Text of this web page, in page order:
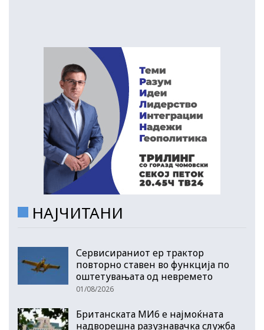
НАЈЧИТАНИ
Сервисираниот ер трактор
повторно ставен во функција по
оштетувањата од невремето
01/08/2026
Британската МИ6 е најмоќната
надворешна разузнавачка служба